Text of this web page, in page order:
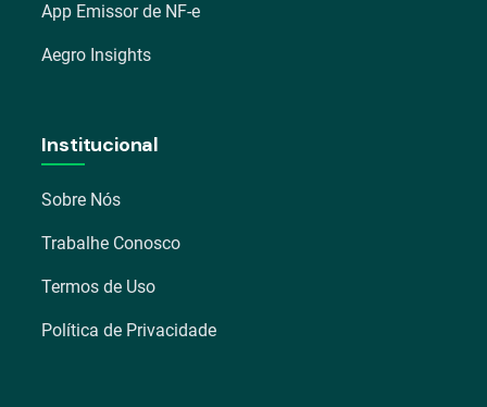
App Emissor de NF-e
Aegro Insights
Institucional
Sobre Nós
Trabalhe Conosco
Termos de Uso
Política de Privacidade